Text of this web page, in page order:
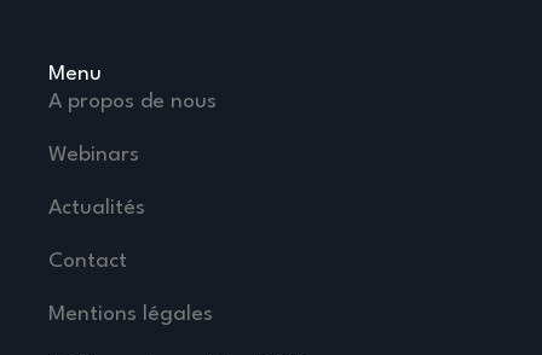
Menu
A propos de nous
Webinars
Actualités
Contact
Mentions légales